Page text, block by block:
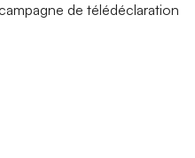
de télédéclaration